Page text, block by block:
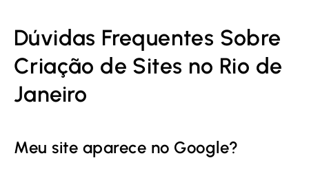
Dúvidas Frequentes Sobre
Criação de Sites no Rio de
Janeiro
Meu site aparece no Google?